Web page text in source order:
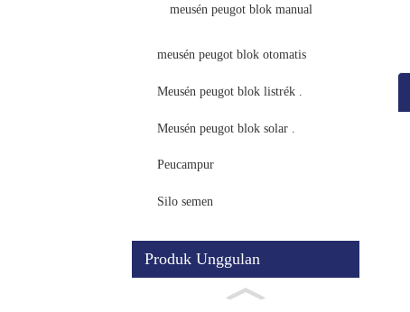
meusén peugot blok manual
meusén peugot blok otomatis
Meusén peugot blok listrék .
Meusén peugot blok solar .
Peucampur
Silo semen
Produk Unggulan